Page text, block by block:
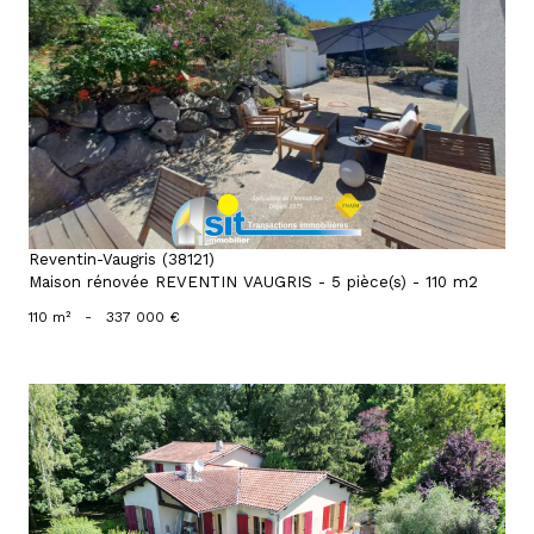
voir le bien
Reventin-Vaugris (38121)
Maison rénovée REVENTIN VAUGRIS - 5 pièce(s) - 110 m2
110 m² - 337 000 €